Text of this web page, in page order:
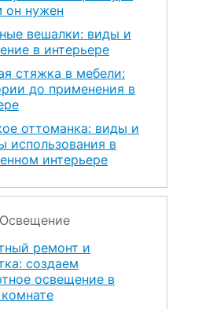
он нужен
вешалки: виды и
в интерьере
стяжка в мебели:
до применения в
оттоманка: виды и
использования в
интерьере
Освещение
ремонт и
создаем
освещение в